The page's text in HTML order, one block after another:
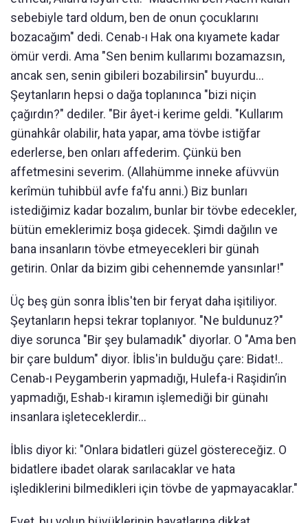
sebebiyle tard oldum, ben de onun çocuklarını
bozacağım" dedi. Cenab-ı Hak ona kıyamete kadar
ömür verdi. Ama "Sen benim kullarımı bozamazsın,
ancak sen, senin gibileri bozabilirsin" buyurdu...
Şeytanların hepsi o dağa toplanınca "bizi niçin
çağırdın?" dediler. "Bir âyet-i kerime geldi. "Kullarım
günahkâr olabilir, hata yapar, ama tövbe istiğfar
ederlerse, ben onları affederim. Çünkü ben
affetmesini severim. (Allahümme inneke afüvvün
kerîmün tuhibbül avfe fa'fu anni.) Biz bunları
istediğimiz kadar bozalım, bunlar bir tövbe edecekler,
bütün emeklerimiz boşa gidecek. Şimdi dağılın ve
bana insanların tövbe etmeyecekleri bir günah
getirin. Onlar da bizim gibi cehennemde yansınlar!"
Üç beş gün sonra İblis'ten bir feryat daha işitiliyor.
Şeytanların hepsi tekrar toplanıyor. "Ne buldunuz?"
diye sorunca "Bir şey bulamadık" diyorlar. O "Ama ben
bir çare buldum" diyor. İblis'in bulduğu çare: Bidat!..
Cenab-ı Peygamberin yapmadığı, Hulefa-i Raşidin’in
yapmadığı, Eshab-ı kiramın işlemediği bir günahı
insanlara işleteceklerdir...
İblis diyor ki: "Onlara bidatleri güzel göstereceğiz. O
bidatlere ibadet olarak sarılacaklar ve hata
işlediklerini bilmedikleri için tövbe de yapmayacaklar."